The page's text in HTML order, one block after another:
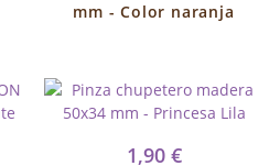
mm - Color naranja
1,90 €